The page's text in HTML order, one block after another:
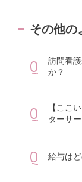
その他の
Q
訪問看
か？
Q
【ここ
ターサ
Q 給与は